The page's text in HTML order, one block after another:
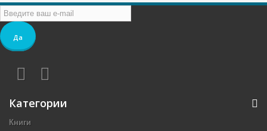
Да
Категории
Книги